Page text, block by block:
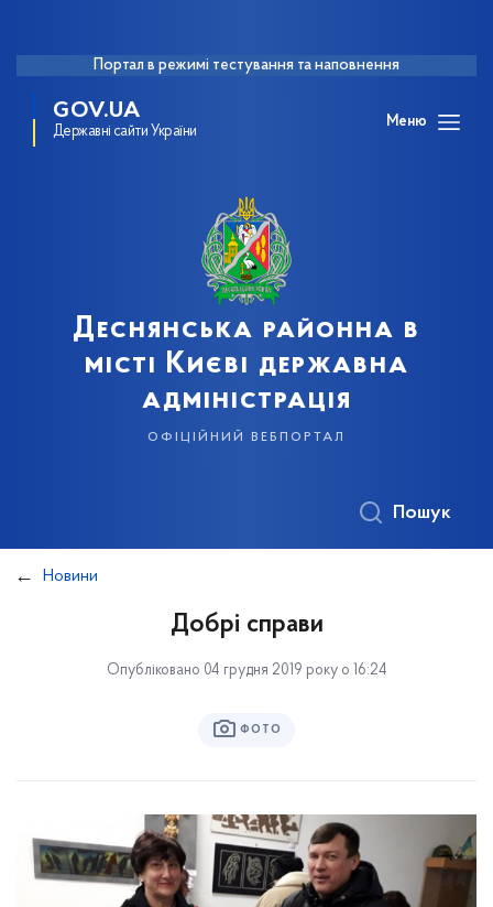
Портал в режимі тестування та наповнення
GOV.UA
Державні сайти України
Меню
Деснянська районна в
місті Києві державна
адміністрація
офіційний вебпортал
Пошук
Новини
Добрі справи
Опубліковано 04 грудня 2019 року о 16:24
ФОТО